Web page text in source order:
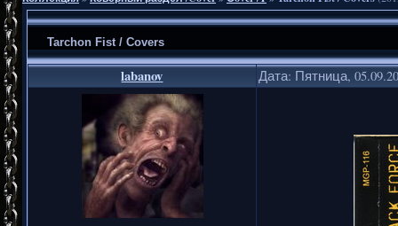
Tarchon Fist / Covers
labanov Дата: Пятница,